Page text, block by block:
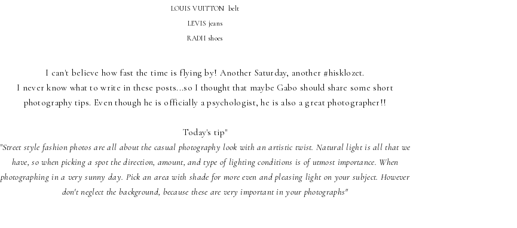
LOUIS VUITTON belt
LEVIS jeans
RADII shoes
I can't believe how fast the time is flying by! Another Saturday, another #hisklozet.
I never know what to write in these posts...so I thought that maybe Gabo should share some short
photography tips. Even though he is officially a psychologist, he is also a great photographer!!
Today's tip"
"Street style fashion photos are all about the casual photography look with an artistic twist. Natural light is all that we
have, so when picking a spot the direction, amount, and type of lighting conditions is of utmost importance. When
photographing in a very sunny day. Pick an area with shade for more even and pleasing light on your subject. However
don't neglect the background, because these are very important in your photographs"